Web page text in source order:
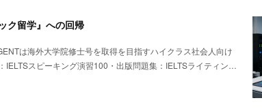
ク留学』への回帰
は海外大学院修士号を取得を目指すハイクラス社会人向け
IELTSスピーキング演習100・出版問題集：IELTSライティン…